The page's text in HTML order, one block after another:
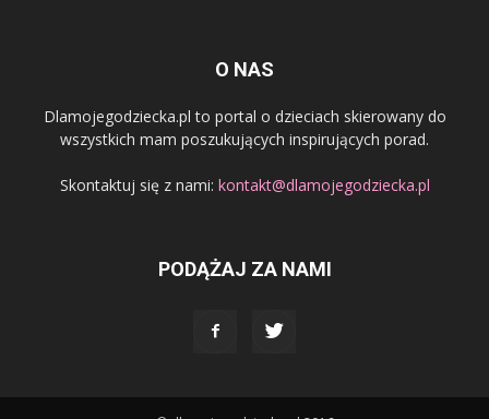
O NAS
Dlamojegodziecka.pl to portal o dzieciach skierowany do
wszystkich mam poszukujących inspirujących porad.
Skontaktuj się z nami: kontakt@dlamojegodziecka.pl
PODĄŻAJ ZA NAMI